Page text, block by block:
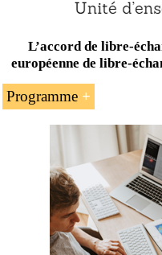
L’accord de libre-
européenne de libre-
Programme
L’introduction à
Monténégro-
échange (AELE)
Les sujets inclus
AELE-Monténégro
Le commerce